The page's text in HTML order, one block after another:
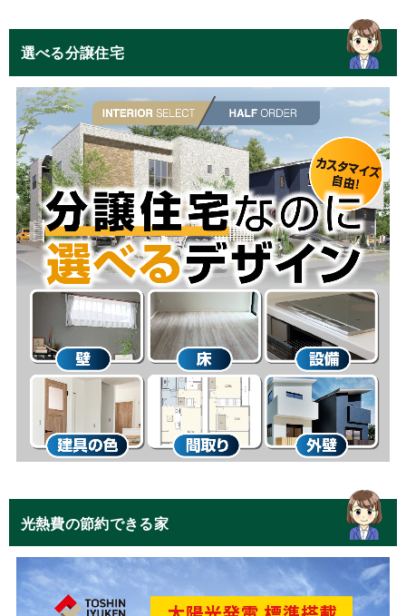
選べる分譲住宅
光熱費の節約できる家